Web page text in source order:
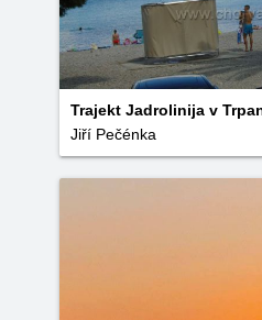
Trajekt Jadrolinija v
Jiří Pečénka